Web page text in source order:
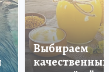
Выбираем
качественный